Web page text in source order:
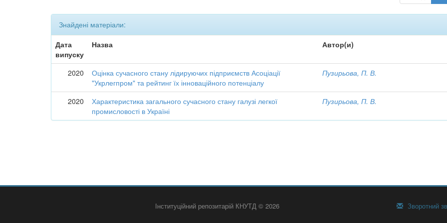
Знайдені матеріали:
Дата
випуску
Назва Автор(и)
2020
Оцінка сучасного стану лідируючих підприємств Асоціації
"Укрлегпром" та рейтинг їх інноваційного потенціалу
Пузирьова, П. В.
2020
Характеристика загального сучасного стану галузі легкої
промисловості в Україні
Пузирьова, П. В.
Інституційний репозитарій КНУТД © 2026 Зворотний